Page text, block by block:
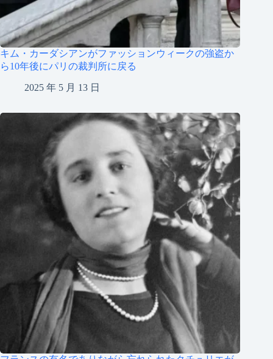
キム・カーダシアンがファッションウィークの強盗か
ら10年後にパリの裁判所に戻る
2025 年 5 月 13 日